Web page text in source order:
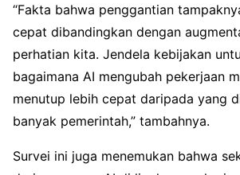
“Fakta bahwa penggantian
cepat dibandingkan dengan
perhatian kita. Jendela kebijakan
bagaimana AI mengubah pekerjaan
menutup lebih cepat daripada yang
banyak pemerintah,” tambahnya.
Survei ini juga menemukan bahwa